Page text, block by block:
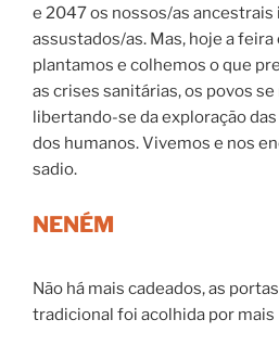
e 2047 os nossos/as ancestrais
assustados/as. Mas, hoje a
plantamos e colhemos o que
as crises sanitárias, os povos
libertando-se da exploração
dos humanos. Vivemos e nos
sadio.
NENÉM
Não há mais cadeados, as
tradicional foi acolhida por mais